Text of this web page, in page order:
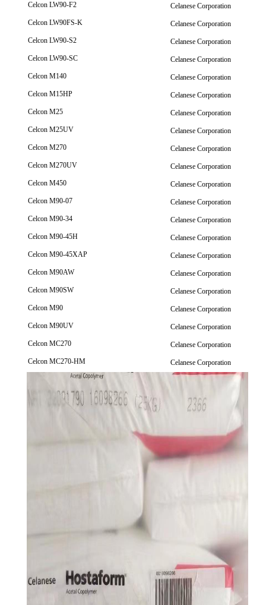
Celcon LW90-F2
Celanese Corporation
Celcon LW90FS-K
Celanese Corporation
Celcon LW90-S2
Celanese Corporation
Celcon LW90-SC
Celanese Corporation
Celcon M140
Celanese Corporation
Celcon M15HP
Celanese Corporation
Celcon M25
Celanese Corporation
Celcon M25UV
Celanese Corporation
Celcon M270
Celanese Corporation
Celcon M270UV
Celanese Corporation
Celcon M450
Celanese Corporation
Celcon M90-07
Celanese Corporation
Celcon M90-34
Celanese Corporation
Celcon M90-45H
Celanese Corporation
Celcon M90-45XAP
Celanese Corporation
Celcon M90AW
Celanese Corporation
Celcon M90SW
Celanese Corporation
Celcon M90
Celanese Corporation
Celcon M90UV
Celanese Corporation
Celcon MC270
Celanese Corporation
Celcon MC270-HM
Celanese Corporation